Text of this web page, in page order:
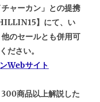
ャーカン」との提携
】にて、い
のセールとも併用可
ださい。
Webサイト
商品以上解説した